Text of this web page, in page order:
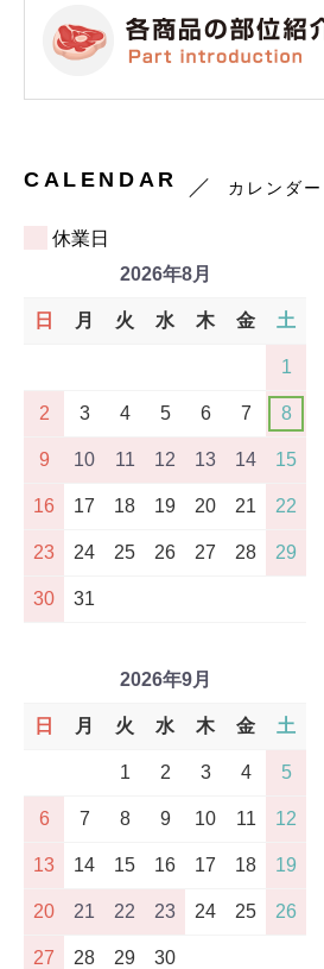
CALENDAR カレンダー
休業日
2026年8月
日 月 火 水 木 金 土
1
2 3 4 5 6 7 8
9 10 11 12 13 14 15
16 17 18 19 20 21 22
23 24 25 26 27 28 29
30 31
2026年9月
日 月 火 水 木 金 土
1 2 3 4 5
6 7 8 9 10 11 12
13 14 15 16 17 18 19
20 21 22 23 24 25 26
27 28 29 30